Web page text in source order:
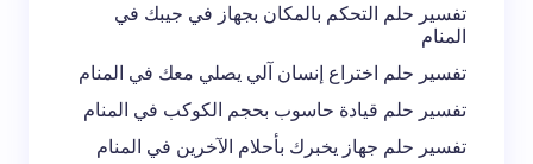
احفظ اسمي والبريد الإلكتروني في هذا المتصفح
لاستخدامه في المرة المقبلة في تعليقي.
تفسير حلم التحكم بالمكان بجهاز في جيبك في
المنام
تفسير حلم اختراع إنسان آلي يصلي معك في المنام
تفسير حلم قيادة حاسوب بحجم الكوكب في المنام
تفسير حلم جهاز يخبرك بأحلام الآخرين في المنام